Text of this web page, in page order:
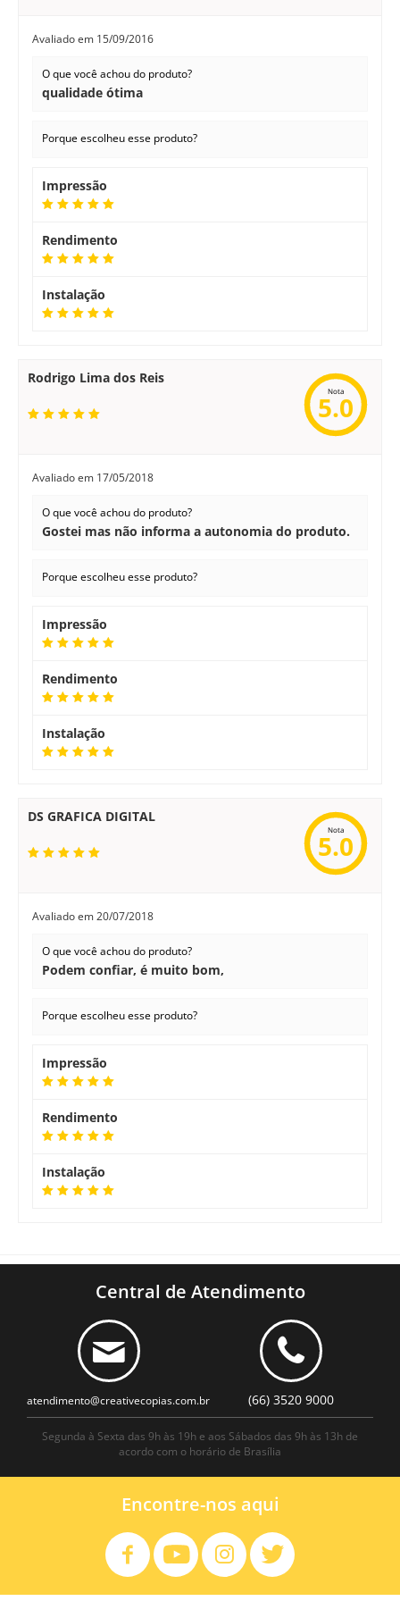
Avaliado em 15/09/2016
O que você achou do produto?
qualidade ótima
Porque escolheu esse produto?
Impressão
Rendimento
Instalação
Rodrigo Lima dos Reis
Nota
5.0
Avaliado em 17/05/2018
O que você achou do produto?
Gostei mas não informa a autonomia do produto.
Porque escolheu esse produto?
Impressão
Rendimento
Instalação
DS GRAFICA DIGITAL
Nota
5.0
Avaliado em20/07/2018
O que você achou do produto?
Podem confiar, é muito bom,
Porque escolheu esse produto?
Impressão
Rendimento
Instalação
Central de Atendimento
atendimento@creativecopias.com.br (66) 3520 9000
Segunda à Sexta das 9h às 19h e aos Sábados das 9h às 13h de
acordo com o horário de Brasília
Encontre-nos aqui